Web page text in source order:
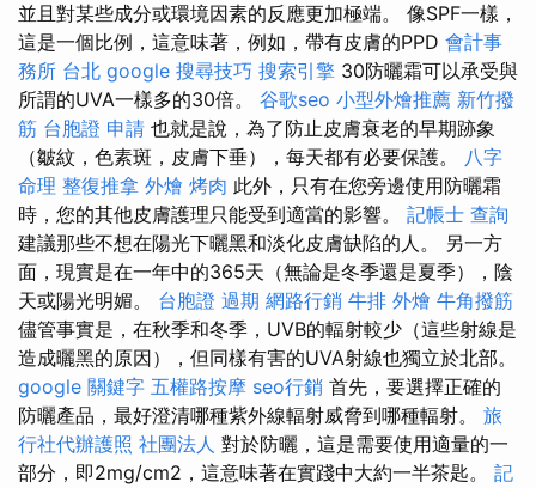
並且對某些成分或環境因素的反應更加極端。 像SPF一樣，
這是一個比例，這意味著，例如，帶有皮膚的PPD 會計事
務所 台北 google 搜尋技巧 搜索引擎 30防曬霜可以承受與
所謂的UVA一樣多的30倍​​​​。 谷歌seo 小型外燴推薦 新竹撥
筋 台胞證 申請 也就是說，為了防止皮膚衰老的早期跡象
（皺紋，色素斑，皮膚下垂），每天都有必要保護。 八字
命理 整復推拿 外燴 烤肉 此外，只有在您旁邊使用防曬霜
時，您的其他皮膚護理只能受到適當的影響。 記帳士 查詢
建議那些不想在陽光下曬黑和淡化皮膚缺陷的人。 另一方
面，現實是在一年中的365天（無論是冬季還是夏季），陰
天或陽光明媚。 台胞證 過期 網路行銷 牛排 外燴 牛角撥筋
儘管事實是，在秋季和冬季，UVB的輻射較少（這些射線是
造成曬黑的原因），但同樣有害的UVA射線也獨立於北部。
google 關鍵字 五權路按摩 seo行銷 首先，要選擇正確的
防曬產品，最好澄清哪種紫外線輻射威脅到哪種輻射。 旅
行社代辦護照 社團法人 對於防曬，這是需要使用適量的一
部分，即2mg/cm2，這意味著在實踐中大約一半茶匙。 記